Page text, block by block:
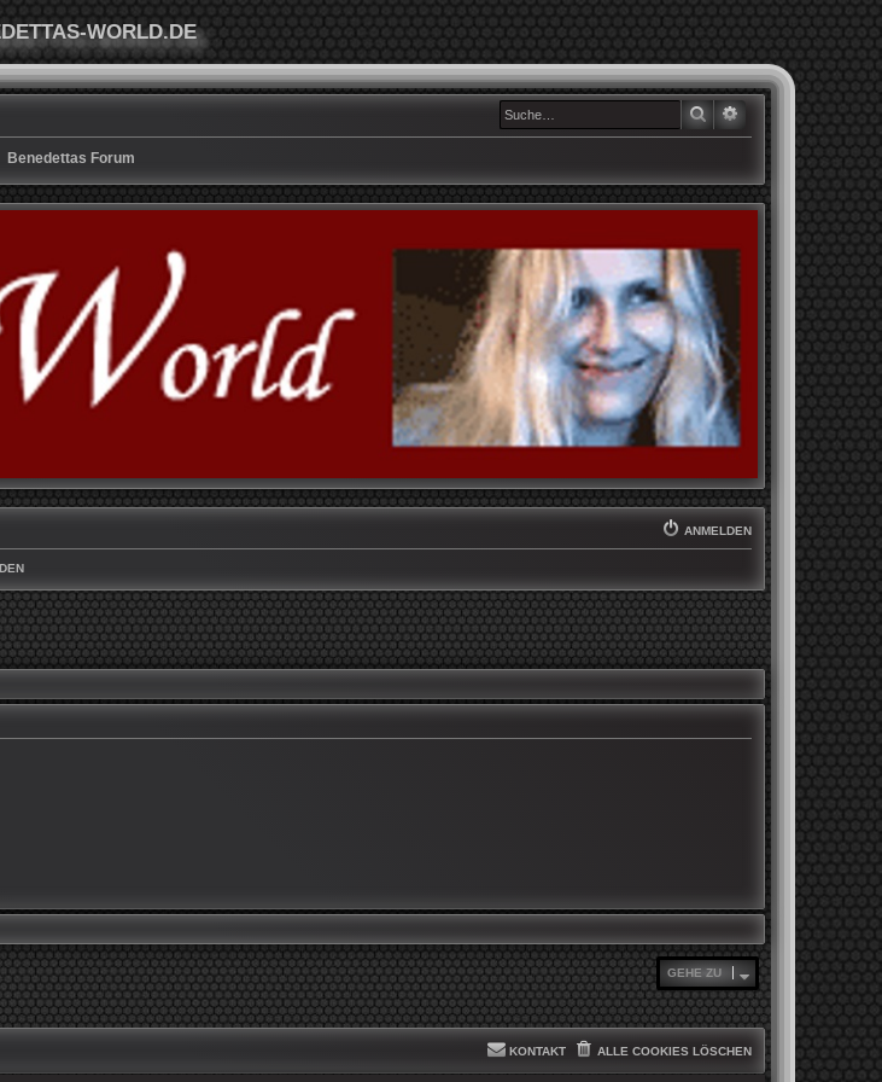
WORLD.DE
SUCHE
Benedettas Forum
ANMELDEN
GEHE ZU
ALLE COOKIES LÖSCHEN
KONTAKT